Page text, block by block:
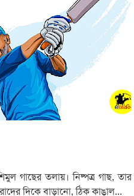
গাছের তলায়। নিষ্পত্র গাছ, তার
দিকে বাড়ানো, ঠিক কাঙাল...